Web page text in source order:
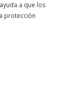
a que los
protección